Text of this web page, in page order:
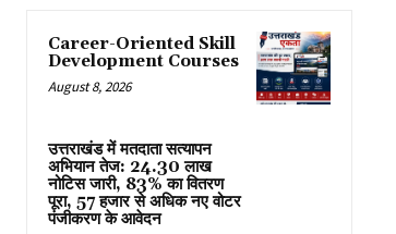
Career-Oriented Skill
Development Courses
August 8, 2026
उत्तराखंड में मतदाता सत्यापन
अभियान तेज: 24.30 लाख
नोटिस जारी, 83% का वितरण
पूरा, 57 हजार से अधिक नए वोटर
पंजीकरण के आवेदन